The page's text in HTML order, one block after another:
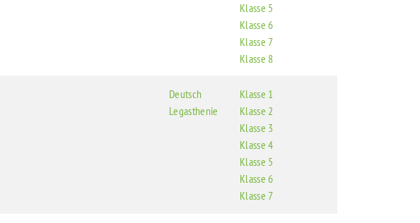
Klasse 5
Klasse 6
Klasse 7
Klasse 8
Deutsch
Legasthenie
Klasse 1
Klasse 2
Klasse 3
Klasse 4
Klasse 5
Klasse 6
Klasse 7